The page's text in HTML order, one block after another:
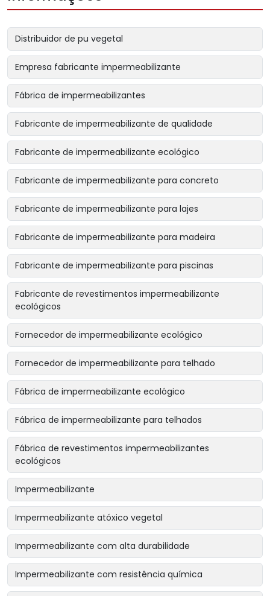
Distribuidor de pu vegetal
Empresa fabricante impermeabilizante
Fábrica de impermeabilizantes
Fabricante de impermeabilizante de qualidade
Fabricante de impermeabilizante ecológico
Fabricante de impermeabilizante para concreto
Fabricante de impermeabilizante para lajes
Fabricante de impermeabilizante para madeira
Fabricante de impermeabilizante para piscinas
Fabricante de revestimentos impermeabilizante
ecológicos
Fornecedor de impermeabilizante ecológico
Fornecedor de impermeabilizante para telhado
Fábrica de impermeabilizante ecológico
Fábrica de impermeabilizante para telhados
Fábrica de revestimentos impermeabilizantes
ecológicos
Impermeabilizante
Impermeabilizante atóxico vegetal
Impermeabilizante com alta durabilidade
Impermeabilizante com resistência química